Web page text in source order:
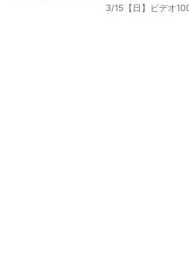
3/15【日】ビデオ